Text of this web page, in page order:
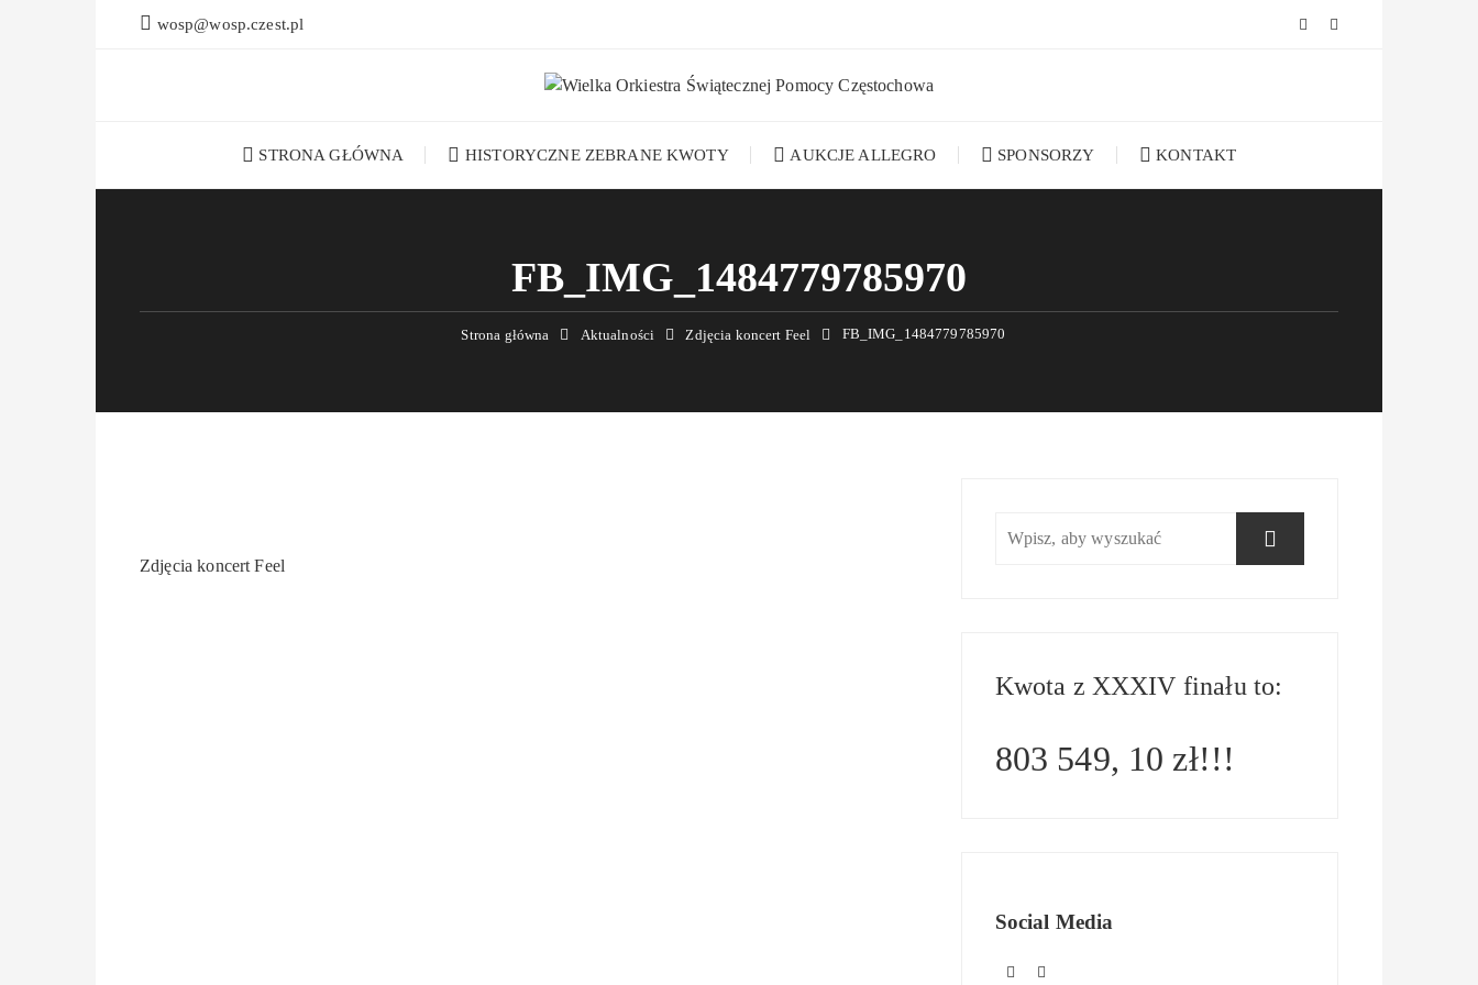
Przejdź
wosp@wosp.czest.pl
STRONA GŁÓWNA HISTORYCZNE ZEBRANE KWOTY AUKCJE ALLEGRO SPONSORZY KONTAKT
FB_IMG_1484779785970
Strona główna Aktualności Zdjęcia koncert Feel FB_IMG_1484779785970
Nawigacja
Zdjęcia koncert Feel
Kwota z XXXIV finału to:
803 549, 10 zł!!!
Social Media